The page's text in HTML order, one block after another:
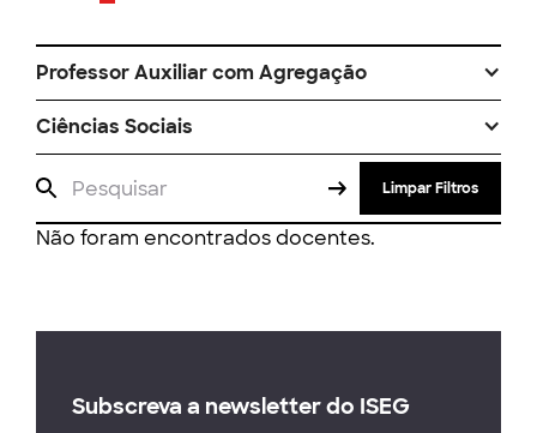
Professor Auxiliar com Agregação
Ciências Sociais
Limpar Filtros
Não foram encontrados docentes.
Subscreva a newsletter do ISEG